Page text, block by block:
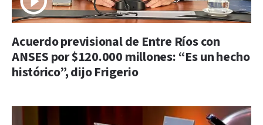
Acuerdo previsional de Entre Ríos con
ANSES por $120.000 millones: “Es un hecho
histórico”, dijo Frigerio